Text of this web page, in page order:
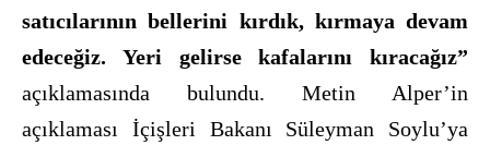
satıcılarının bellerini kırdık, kırmaya devam
edeceğiz. Yeri gelirse kafalarını kıracağız”
açıklamasında bulundu. Metin Alper’in
açıklaması İçişleri Bakanı Süleyman Soylu’ya